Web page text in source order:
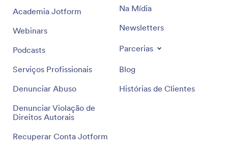
Academia Jotform
Webinars
Podcasts
Serviços Profissionais
Denunciar Abuso
Denunciar Violação de
Direitos Autorais
Recuperar Conta Jotform
Na Mídia
Newsletters
Parcerias
Blog
Histórias de Clientes